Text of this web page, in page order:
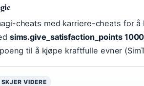
cheats med karriere-cheats for å
sims.give_satisfaction_points 1000
til å kjøpe kraftfulle evner
VIDERE